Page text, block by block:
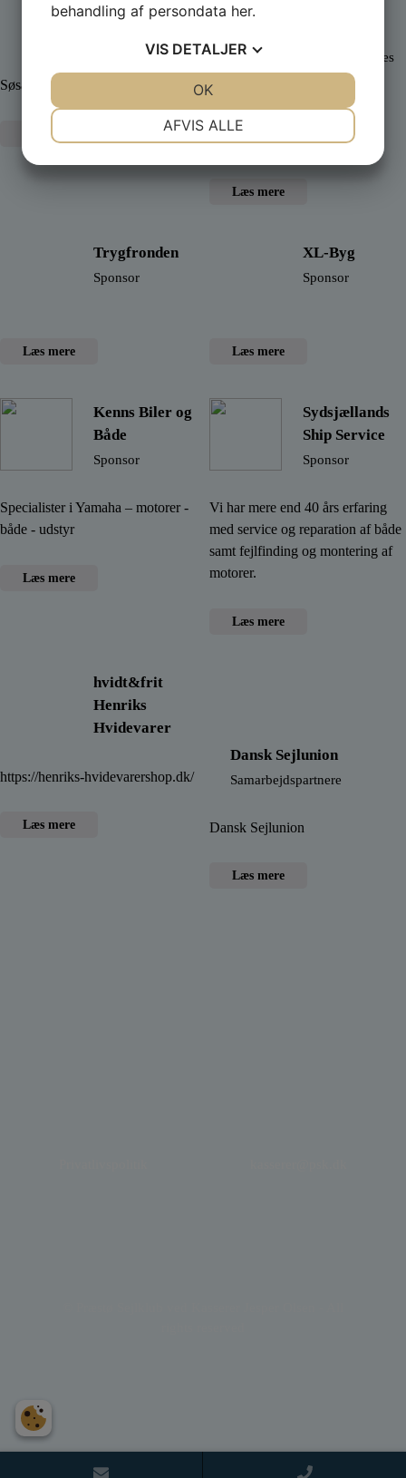
ApS
Søsætning og transport af både
Læs mere
klubhus opføres
med støtte fra
Møllerfonden
Læs mere
Trygfronden
Sponsor
Læs mere
XL-Byg
Sponsor
Læs mere
Kenns Biler og
Både
Sponsor
Specialister i Yamaha – motorer -
både - udstyr
Læs mere
Sydsjællands
Ship Service
Sponsor
Vi har mere end 40 års erfaring
med service og reparation af både
samt fejlfinding og montering af
motorer.
Læs mere
hvidt&frit
Henriks
Hvidevarer
https://henriks-hvidevarershop.dk/
Læs mere
Dansk Sejlunion
Samarbejdspartnere
Dansk Sejlunion
Læs mere
Bliv medlem Kontakt os
behandling af persondata her.
VIS DETALJER
AFVIS ALLE
OK